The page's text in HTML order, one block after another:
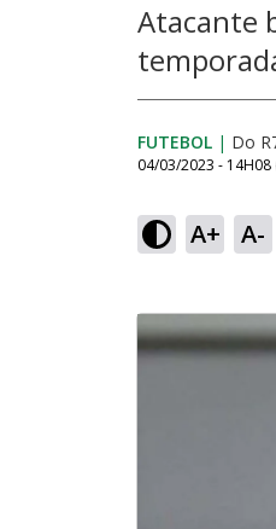
Atacante
FUTEBOL | Do
04/03/2023 - 14H08
A+ A-